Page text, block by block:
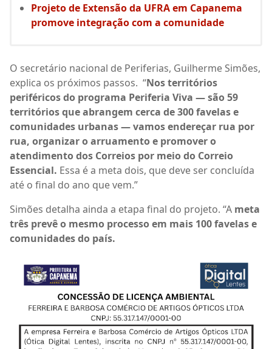
Projeto de Extensão da UFRA em Capanema
promove integração com a comunidade
O secretário nacional de Periferias, Guilherme Simões,
explica os próximos passos. “Nos territórios
periféricos do programa Periferia Viva — são 59
territórios que abrangem cerca de 300 favelas e
comunidades urbanas — vamos endereçar rua por
rua, organizar o arruamento e promover o
atendimento dos Correios por meio do Correio
Essencial. Essa é a meta dois, que deve ser concluída
até o final do ano que vem.”
Simões detalha ainda a etapa final do projeto. “A meta
três prevê o mesmo processo em mais 100 favelas e
comunidades do país.